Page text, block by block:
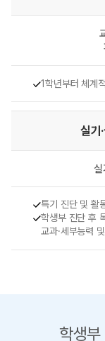
1학년부터 체계
실기
특기 진단 및 활
학생부 진단 후
교과·세부능력
학생